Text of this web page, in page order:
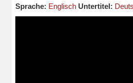
Sprache: Englisch Untertitel: